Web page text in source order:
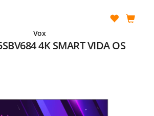
Vox
4K SMART VIDA OS